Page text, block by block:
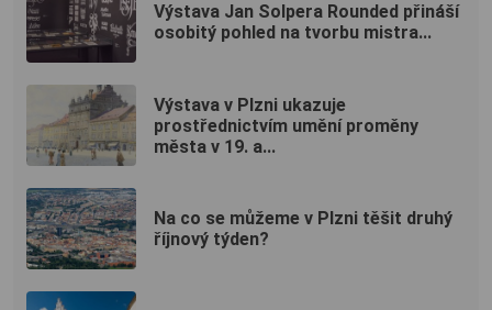
Výstava Jan Solpera Rounded přináší
osobitý pohled na tvorbu mistra...
Výstava v Plzni ukazuje
prostřednictvím umění proměny
města v 19. a...
Na co se můžeme v Plzni těšit druhý
říjnový týden?